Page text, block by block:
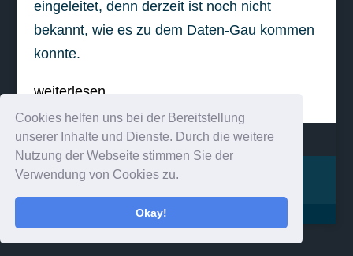
Cookies helfen uns bei der Bereitstellung
unserer Inhalte und Dienste. Durch die weitere
Nutzung der Webseite stimmen Sie der
Verwendung von Cookies zu.
Okay!
eingeleitet, denn derzeit ist noch nicht
bekannt, wie es zu dem Daten-Gau kommen
konnte.
weiterlesen
Impressum